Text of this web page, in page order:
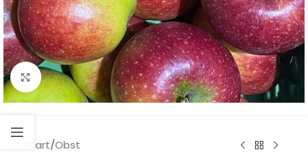
Klick zum Vergrößern
Start/Obst